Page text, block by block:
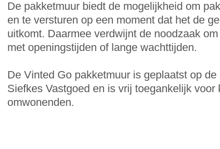
De pakketmuur biedt de mogelijkheid om
en te versturen op een moment dat het de
uitkomt. Daarmee verdwijnt de noodzaak
met openingstijden of lange wachttijden.
De Vinted Go pakketmuur is geplaatst op
Siefkes Vastgoed en is vrij toegankelijk voor
omwonenden.